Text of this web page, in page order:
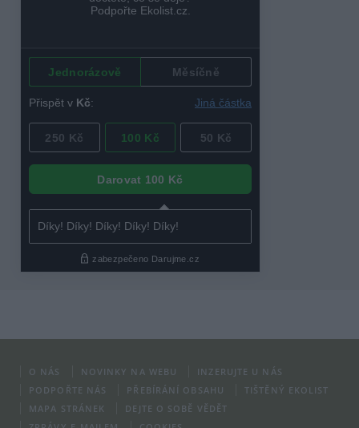
O NÁS NOVINKY NA WEBU
INZERUJTE U NÁS
PODPOŘTE NÁS
PŘEBÍRÁNÍ OBSAHU
TIŠTĚNÝ EKOLIST
MAPA STRÁNEK
DEJTE O SOBĚ VĚDĚT